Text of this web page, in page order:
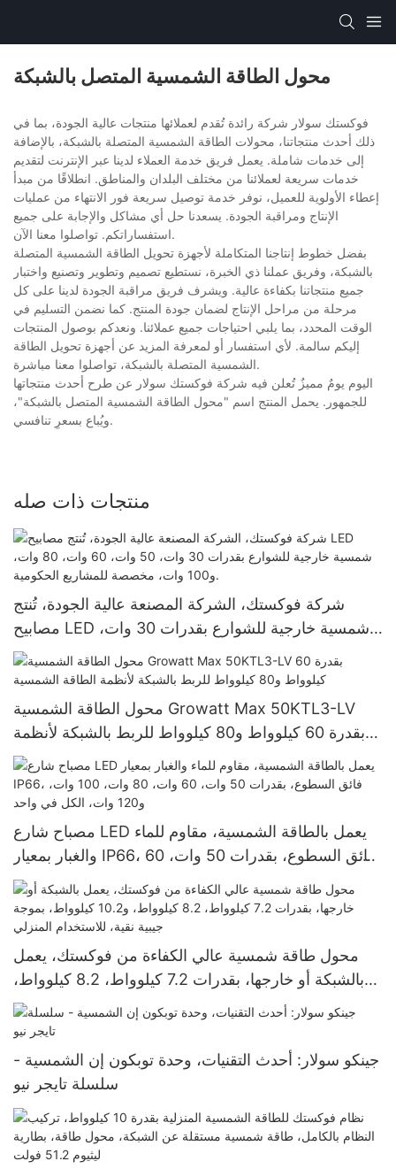
محول الطاقة الشمسية المتصل بالشبكة
فوكستك سولار شركة رائدة تُقدم لعملائها منتجات عالية الجودة، بما في
ذلك أحدث منتجاتنا، محولات الطاقة الشمسية المتصلة بالشبكة، بالإضافة
إلى خدمات شاملة. يعمل فريق خدمة العملاء لدينا عبر الإنترنت لتقديم
خدمات سريعة لعملائنا من مختلف البلدان والمناطق. انطلاقًا من مبدأ
إعطاء الأولوية للعميل، نوفر خدمة توصيل سريعة فور الانتهاء من عمليات
الإنتاج ومراقبة الجودة. يسعدنا حل أي مشاكل والإجابة على جميع
استفساراتكم. تواصلوا معنا الآن.
بفضل خطوط إنتاجنا المتكاملة لأجهزة تحويل الطاقة الشمسية المتصلة
بالشبكة، وفريق عملنا ذي الخبرة، نستطيع تصميم وتطوير وتصنيع واختبار
جميع منتجاتنا بكفاءة عالية. ويشرف فريق مراقبة الجودة لدينا على كل
مرحلة من مراحل الإنتاج لضمان جودة المنتج. كما نضمن التسليم في
الوقت المحدد، بما يلبي احتياجات جميع عملائنا. ونعدكم بوصول المنتجات
إليكم سالمة. لأي استفسار أو لمعرفة المزيد عن أجهزة تحويل الطاقة
الشمسية المتصلة بالشبكة، تواصلوا معنا مباشرة.
اليوم يومٌ مميزٌ تُعلن فيه شركة فوكستك سولار عن طرح أحدث منتجاتها
للجمهور. يحمل المنتج اسم "محول الطاقة الشمسية المتصل بالشبكة"،
ويُباع بسعرٍ تنافسي.
منتجات ذات صله
شركة فوكستك، الشركة المصنعة عالية الجودة، تُنتج
مصابيح LED شمسية خارجية للشوارع بقدرات 30 وات،
50 وات، 60 وات، 80 وات، و100 وات، مخصصة
محول الطاقة الشمسية Growatt Max 50KTL3-LV
بقدرة 60 كيلوواط و80 كيلوواط للربط بالشبكة لأنظمة
الطاقة الشمسية
مصباح شارع LED يعمل بالطاقة الشمسية، مقاوم للماء
والغبار بمعيار IP66، فائق السطوع، بقدرات 50 وات، 60
وات، 80 وات، 100 وات، و120 وات، الكل في واحد
محول طاقة شمسية عالي الكفاءة من فوكستك، يعمل
بالشبكة أو خارجها، بقدرات 7.2 كيلوواط، 8.2 كيلوواط،
جينكو سولار: أحدث التقنيات، وحدة توبكون إن الشمسية -
سلسلة تايجر نيو